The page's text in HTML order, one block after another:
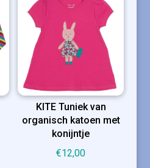
KITE Tuniek van
organisch katoen met
konijntje
€12,00